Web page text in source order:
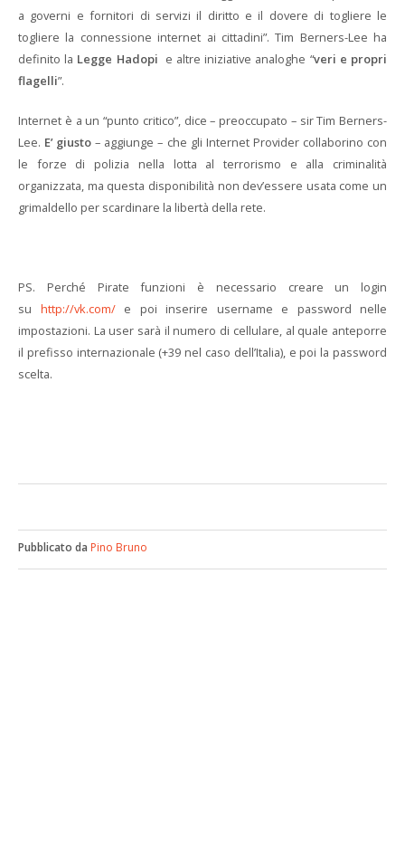
a governi e fornitori di servizi il diritto e il dovere di togliere le
togliere la connessione internet ai cittadini”. Tim Berners-Lee ha
definito la Legge Hadopi e altre iniziative analoghe “veri e propri
flagelli”.
Internet è a un “punto critico”, dice – preoccupato – sir Tim Berners-
Lee. E’ giusto – aggiunge – che gli Internet Provider collaborino con
le forze di polizia nella lotta al terrorismo e alla criminalità
organizzata, ma questa disponibilità non dev’essere usata come un
grimaldello per scardinare la libertà della rete.
PS. Perché Pirate funzioni è necessario creare un login
su http://vk.com/e poi inserire username e password nelle
impostazioni. La user sarà il numero di cellulare, al quale anteporre
il prefisso internazionale (+39 nel caso dell’Italia), e poi la password
scelta.
Pubblicato da Pino Bruno